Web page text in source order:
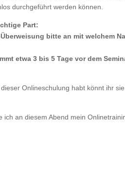
durchgeführt werden können.
Part:
Überweisung bitte an mit welchem
etwa 3 bis 5 Tage vor dem
Onlineschulung habt könnt ihr
ich an diesem Abend mein